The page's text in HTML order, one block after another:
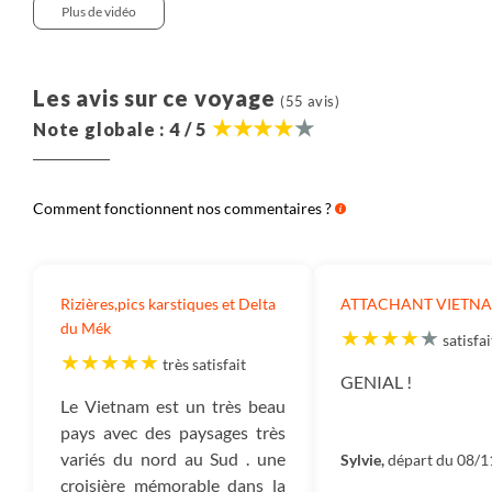
Plus de vidéo
Les avis sur ce voyage (55 avis)
Note globale : 4 / 5
Comment fonctionnent nos commentaires ?
Rizières,pics karstiques et Delta
du Mék
très satisfait
Le Vietnam est un très beau
pays avec des paysages très
variés du nord au Sud . une
croisière mémorable dans la
ATTACHANT
GENIAL !
Sylvie,départ du 08/